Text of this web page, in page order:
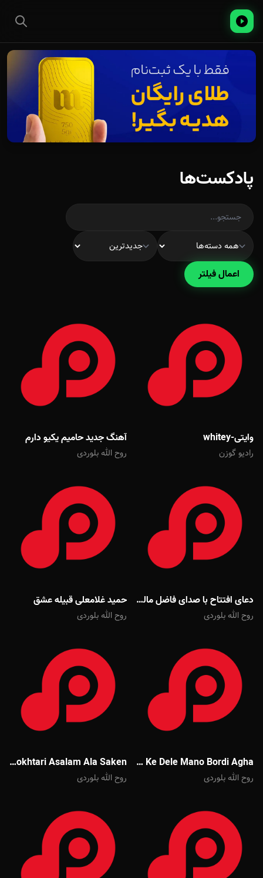
پادکست‌ها
اعمال فیلتر
وایتی-whitey
رادیو گوزن
آهنگ جدید حامیم یکیو دارم
روح الله بلوردی
دعای افتتاح با صدای فاضل مالکی
روح الله بلوردی
حمید غلامعلی قبیله عشق
روح الله بلوردی
Javad Moghadam To Ke Dele Mano Bordi Agha
روح الله بلوردی
Mehdi Mokhtari Asalam Ala Saken
روح الله بلوردی